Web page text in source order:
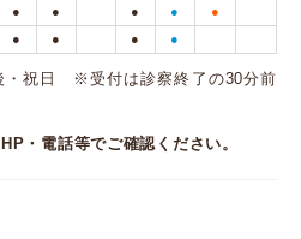
● ● ● ● ●
● ● ● ●
・祝日 ※受付は診察終了の30分前
・電話等でご確認ください。